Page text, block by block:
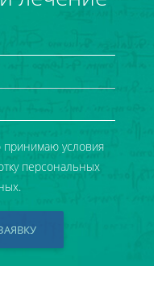
условия
персональных